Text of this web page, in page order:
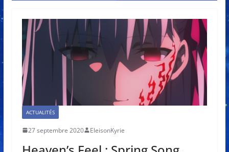
ACTUALITÉS
27 septembre 2020 EleisonKyrie